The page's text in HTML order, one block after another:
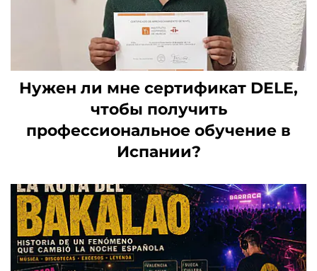
Нужен ли мне сертификат DELE,
чтобы получить
профессиональное обучение в
Испании?